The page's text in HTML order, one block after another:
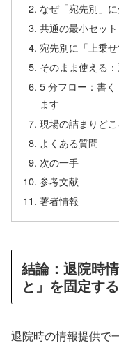
なぜ「宛先別」
共通の最小セッ
宛先別に「上乗
そのまま使える
5 分フロー：書
ます
現場の詰まりど
よくある質問
次の一手
参考文献
著者情報
結論：退院時
と」を固定す
退院時の情報提供で